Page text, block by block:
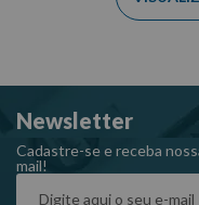
Newsletter
Cadastre-se e receba
mail!